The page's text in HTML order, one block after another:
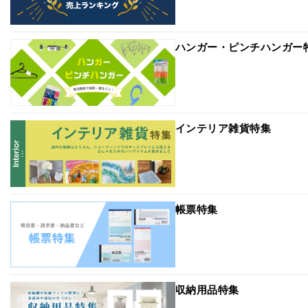
ハンガー・ピンチハンガー
インテリア雑貨特集
帳票特集
収納用品特集